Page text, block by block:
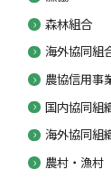
森林組合
海外協同組
農協信用事
国内協同組
海外協同組
農村・漁村